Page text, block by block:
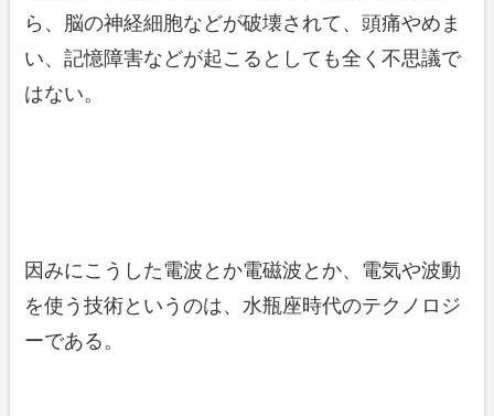
ら、脳の神経細胞などが破壊されて、頭痛やめま
い、記憶障害などが起こるとしても全く不思議で
はない。
因みにこうした電波とか電磁波とか、電気や波動
を使う技術というのは、水瓶座時代のテクノロジ
ーである。